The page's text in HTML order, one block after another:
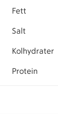
Fett
Salt
Kolhydrater
Protein